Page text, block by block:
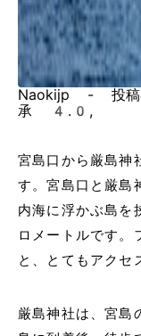
Naokijp - 投稿
承 4.0,
宮島口から厳島神
す。宮島口と厳島
内海に浮かぶ島
ロメートルです
と、とてもアクセ
厳島神社は、宮島